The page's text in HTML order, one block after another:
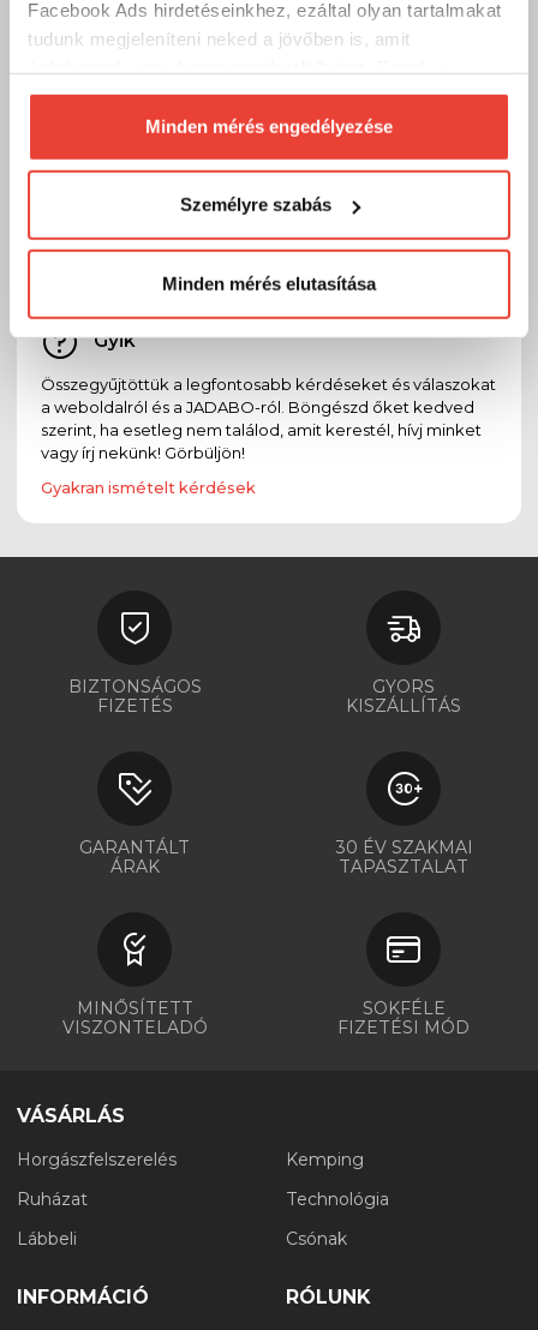
Facebook Ads hirdetéseinkhez, ezáltal olyan tartalmakat
tudunk megjeleníteni neked a jövőben is, amit
biztosításához arra kérünk, hogy engedd meg
számunkra minden mérés használatát.
Természetesensoha semmilyen formában nem fogunk
megváltoztathatod a döntésed ezzel kapcsolatban.
Előre is köszönjük!
Minden mérés engedélyezése
Személyre szabás
Minden mérés elutasítása
reklamációd van, oszd meg velünk emailben:
info@jadabo.com, egy munkanapon belül felvesszük
Veled a kapcsolatot! Ha megadod a telefonszámodat,
visszahívunk!
Gyik
Összegyűjtöttük a legfontosabb kérdéseket és válaszokat
a weboldalról és a JADABO-ról. Böngészd őket kedved
szerint, ha esetleg nem találod, amit kerestél, hívj minket
vagy írj nekünk! Görbüljön!
Gyakran ismételt kérdések
BIZTONSÁGOS
FIZETÉS
GYORS
KISZÁLLÍTÁS
GARANTÁLT
ÁRAK
30 ÉV SZAKMAI
TAPASZTALAT
MINŐSÍTETT
VISZONTELADÓ
SOKFÉLE
FIZETÉSI MÓD
VÁSÁRLÁS
Horgászfelszerelés
Ruházat
Lábbeli
Kemping
Technológia
Csónak
INFORMÁCIÓ RÓLUNK